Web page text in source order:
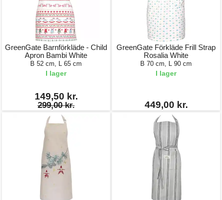
GreenGate Barnförkläde - Child
Apron Bambi White
B 52 cm, L 65 cm
I lager
149,50 kr.
299,00 kr.
GreenGate Förkläde Frill Strap
Rosalia White
B 70 cm, L 90 cm
I lager
449,00 kr.